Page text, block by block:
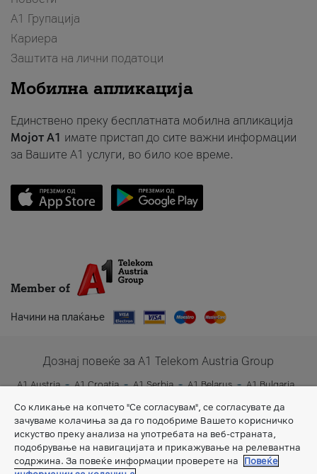
А1 Групација
Кариера
Заштита на лични податоци
Мобилна апликација
Единствено преку бесплатната мобилна апликација
Мојот A1 имате пристап до сите важни информации
за Вашите A1 услуги, во било кое време.
Member of
Начини на плаќање
Дознај повеќе за A1 Telekom Austria Group
A1 Austria A1 Croatia A1 Serbia A1 Belarus
A1 Bulgaria
Со кликање на копчето "Се согласувам", се согласувате да
зачуваме колачиња за да го подобриме Вашето корисничко
искуство преку анализа на употребата на веб-страната,
подобрување на навигацијата и прикажување на релевантна
содржина. За повеќе информации проверете на
Повеќе